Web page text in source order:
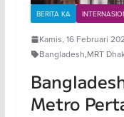
BERITA KA
Kamis, 16 Februari
Bangladesh,MRT
Metro